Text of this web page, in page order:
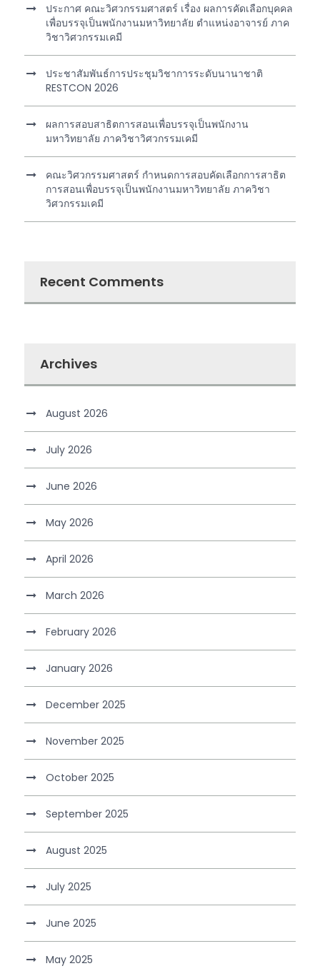
ประกาศ คณะวิศวกรรมศาสตร์ เรื่อง ผลการคัดเลือกบุคคล
เพื่อบรรจุเป็นพนักงานมหาวิทยาลัย ตำแหน่งอาจารย์ ภาค
วิชาวิศวกรรมเคมี
ประชาสัมพันธ์การประชุมวิชาการระดับนานาชาติ
RESTCON 2026
ผลการสอบสาธิตการสอนเพื่อบรรจุเป็นพนักงาน
มหาวิทยาลัย ภาควิชาวิศวกรรมเคมี
คณะวิศวกรรมศาสตร์ กำหนดการสอบคัดเลือกการสาธิต
การสอนเพื่อบรรจุเป็นพนักงานมหาวิทยาลัย ภาควิชา
วิศวกรรมเคมี
Recent Comments
Archives
August 2026
July 2026
June 2026
May 2026
April 2026
March 2026
February 2026
January 2026
December 2025
November 2025
October 2025
September 2025
August 2025
July 2025
June 2025
May 2025